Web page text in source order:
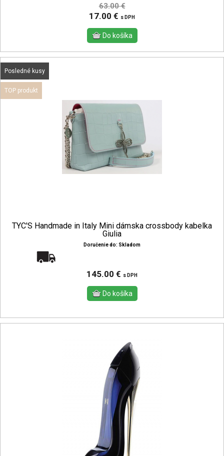
63.00 €
17.00 € s DPH
Posledné kusy
TOP produkt
TYC'S Handmade in Italy Mini dámska crossbody kabelka
Giulia
Doručenie do: Skladom
145.00 € s DPH